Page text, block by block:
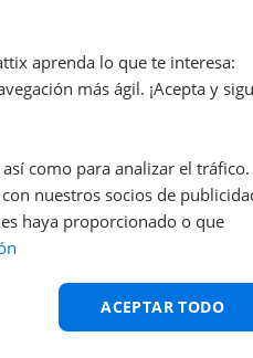
aprenda lo que te interesa:
más ágil. ¡Acepta y
como para analizar el tráfico.
nuestros socios de
haya proporcionado o que
ACEPTAR TODO